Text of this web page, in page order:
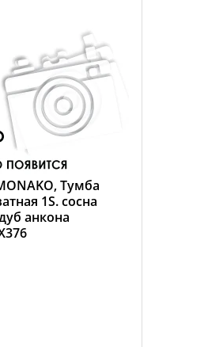
Тумба
1S. сосна
анкона